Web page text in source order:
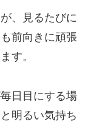
、見るたびに
前向きに頑張
す。
日目にする場
明るい気持ち